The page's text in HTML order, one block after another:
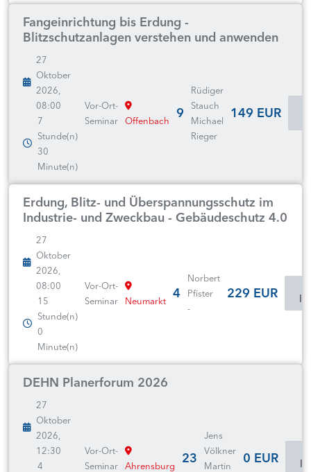
Fangeinrichtung bis Erdung -
Blitzschutzanlagen verstehen und anwenden
27
Oktober
2026,
08:00
7
Stunde(n)
30
Minute(n)
Vor-Ort-
Seminar
Offenbach 9
Rüdiger
Stauch
Michael
Rieger
149 EUR
Erdung, Blitz- und Überspannungsschutz im
Industrie- und Zweckbau - Gebäudeschutz 4.0
27
Oktober
2026,
08:00
15
Stunde(n)
0
Minute(n)
Vor-Ort-
Seminar
Neumarkt 4
Norbert
Pfister
-
229 EUR
DEHN Planerforum 2026
27
Oktober
2026,
12:30
4
Vor-Ort-
Seminar
Ahrensburg 23
Jens
Völkner
Martin
0 EUR